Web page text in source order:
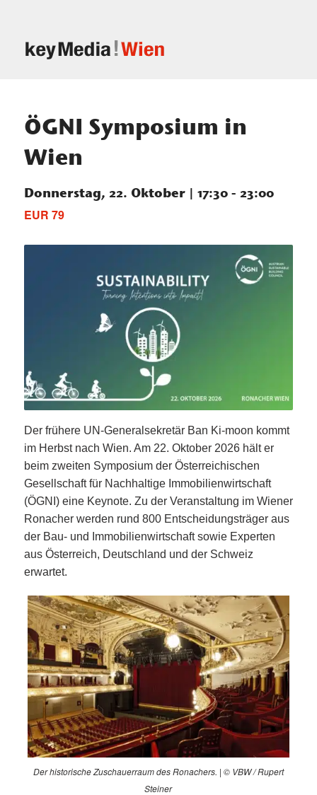
ÖGNI Symposium in
Wien
Donnerstag, 22. Oktober | 17:30- 23:00
EUR 79
Der frühere UN-Generalsekretär Ban Ki-moon kommt
im Herbst nach Wien. Am 22. Oktober 2026 hält er
beim zweiten Symposium der Österreichischen
Gesellschaft für Nachhaltige Immobilienwirtschaft
(ÖGNI) eine Keynote. Zu der Veranstaltung im Wiener
Ronacher werden rund 800 Entscheidungsträger aus
der Bau- und Immobilienwirtschaft sowie Experten
aus Österreich, Deutschland und der Schweiz
erwartet.
Der historische Zuschauerraum des Ronachers. | © VBW / Rupert
Steiner